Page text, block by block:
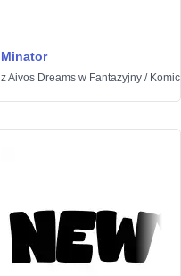
Minator
zAivos Dreams w Fantazyjny /